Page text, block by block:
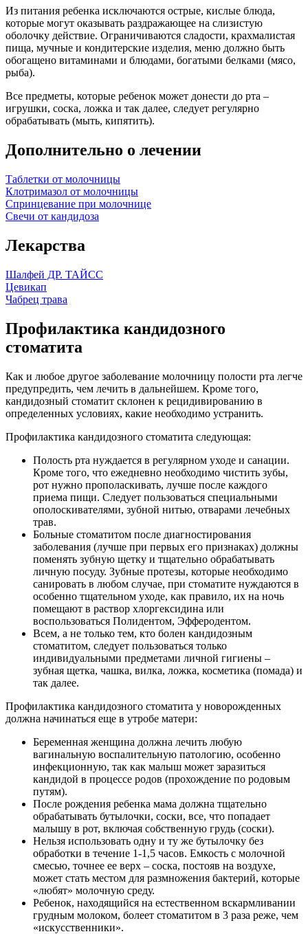
Из питания ребенка исключаются острые, кислые блюда,
которые могут оказывать раздражающее на слизистую
оболочку действие. Ограничиваются сладости, крахмалистая
пища, мучные и кондитерские изделия, меню должно быть
обогащено витаминами и блюдами, богатыми белками (мясо,
рыба).
Все предметы, которые ребенок может донести до рта –
игрушки, соска, ложка и так далее, следует регулярно
обрабатывать (мыть, кипятить).
Дополнительно о лечении
Таблетки от молочницы
Клотримазол от молочницы
Спринцевание при молочнице
Свечи от кандидоза
Лекарства
Шалфей ДР. ТАЙСС
Цевикап
Чабрец трава
Профилактика кандидозного
стоматита
Как и любое другое заболевание молочницу полости рта легче
предупредить, чем лечить в дальнейшем. Кроме того,
кандидозный стоматит склонен к рецидивированию в
определенных условиях, какие необходимо устранить.
Профилактика кандидозного стоматита следующая:
Полость рта нуждается в регулярном уходе и санации.
Кроме того, что ежедневно необходимо чистить зубы,
рот нужно прополаскивать, лучше после каждого
приема пищи. Следует пользоваться специальными
ополоскивателями, зубной нитью, отварами лечебных
трав.
Больные стоматитом после диагностирования
заболевания (лучше при первых его признаках) должны
поменять зубную щетку и тщательно обрабатывать
личную посуду. Зубные протезы, которые необходимо
санировать в любом случае, при стоматите нуждаются в
особенно тщательном уходе, как правило, их на ночь
помещают в раствор хлоргексидина или
воспользоваться Полидентом, Эфферодентом.
Всем, а не только тем, кто болен кандидозным
стоматитом, следует пользоваться только
индивидуальными предметами личной гигиены –
зубная щетка, чашка, вилка, ложка, косметика (помада) и
так далее.
Профилактика кандидозного стоматита у новорожденных
должна начинаться еще в утробе матери:
Беременная женщина должна лечить любую
вагинальную воспалительную патологию, особенно
инфекционную, так как малыш может заразиться
кандидой в процессе родов (прохождение по родовым
путям).
После рождения ребенка мама должна тщательно
обрабатывать бутылочки, соски, все, что попадает
малышу в рот, включая собственную грудь (соски).
Нельзя использовать одну и ту же бутылочку без
обработки в течение 1-1,5 часов. Емкость с молочной
смесью, точнее ее верх – соска, постояв на воздухе,
может стать местом для размножения бактерий, которые
«любят» молочную среду.
Ребенок, находящийся на естественном вскармливании
грудным молоком, болеет стоматитом в 3 раза реже, чем
«искусственники».